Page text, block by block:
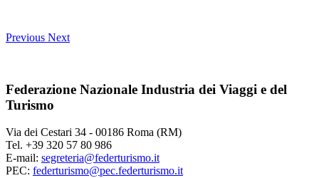
Previous Next
Federazione Nazionale Industria dei Viaggi e del
Turismo
Via dei Cestari 34 - 00186 Roma (RM)
Tel. +39 320 57 80 986
E-mail: segreteria@federturismo.it
PEC: federturismo@pec.federturismo.it